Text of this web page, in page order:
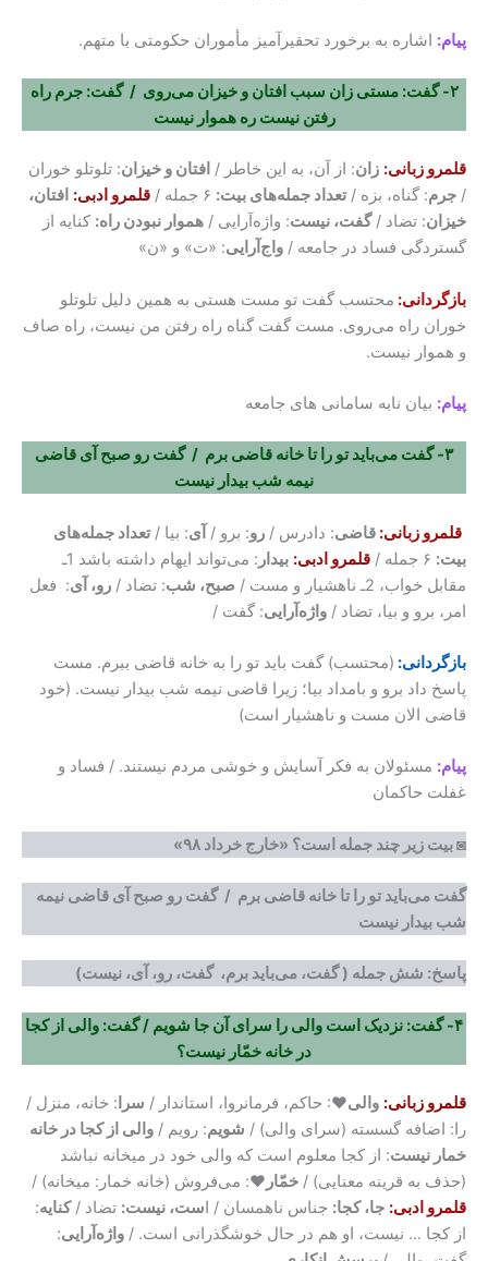
پیام: اشاره به برخورد تحقیرآمیز مأموران حکومتی با متهم.
۲- گفت: مستی زان سبب افتان و خیزان می‌روی / گفت: جرم راه
رفتن نیست ره هموار نیست
قلمرو زبانی: زان: از آن، به این خاطر / افتان و خیزان: تلوتلو خوران
/ جرم: گناه، بزه /تعداد جمله‌های بیت: قلمرو ادبی: افتان،
خیزان: تضاد /گفت، نیست: واژه‌آرایی / هموار نبودن راه: کنایه از
گستردگی فساد در جامعه / واج‌آرایی: «ت» و «ن»
بازگردانی: محتسب گفت تو مست هستی به همین دلیل تلوتلو
خوران راه می‌روی. مست گفت گناه راه رفتن من نیست، راه صاف
و هموار نیست.
پیام: بیان نابه سامانی های جامعه
۳- گفت می‌باید تو را تا خانه قاضی برم / گفت رو صبح آی قاضی
نیمه شب بیدار نیست
قلمرو زبانی: قاضی: دادرس / رو: برو / آی: بیا /تعداد جمله‌های
بیت:
قلمرو ادبی: بیدار
: می‌تواند ایهام داشته باشد 1ـ
مقابل خواب، 2ـ ناهشیار و مست /
صبح، شب: تضاد / رو، آی: فعل
امر، برو و بیا، تضاد / واژه‌آرایی: گفت /
بازگردانی: (محتسب) گفت باید تو را به خانه قاضی ببرم. مست
پاسخ داد برو و بامداد بیا؛ زیرا قاضی نیمه شب بیدار نیست. (خود
قاضی الان مست و ناهشیار است)
پیام: مسئولان به فکر آسایش و خوشی مردم نیستند. / فساد و
غفلت حاکمان
◙ بیت زیر چند جمله است؟ «خارج خرداد ۹۸»
گفت می‌باید تو را تا خانه قاضی برم / گفت رو صبح آی قاضی نیمه
شب بیدار نیست
پاسخ: شش جمله (گفت، می‌باید برم، گفت، رو، آی، نیست)
۴- گفت: نزدیک است والی را سرای آن جا شویم / گفت: والی از کجا
در خانه خمّار نیست؟
قلمرو زبانی: والی♥: حاکم، فرمانروا، استاندار / سرا : خانه، منزل /
را: اضافه گسسته (سرای والی) / شویم: رویم / والی از کجا در خانه
خمار نیست: از کجا معلوم است که والی خود در میخانه نباشد
(حذف به قرینه معنایی) / خمّار♥: می‌فروش (خانه خمار: میخانه) /
قلمرو ادبی: جا، کجا: جناس ناهمسان / است، نیست: تضاد /کنایه:
از کجا … نیست، او هم در حال خوشگذرانی است. / واژه‌آرایی: